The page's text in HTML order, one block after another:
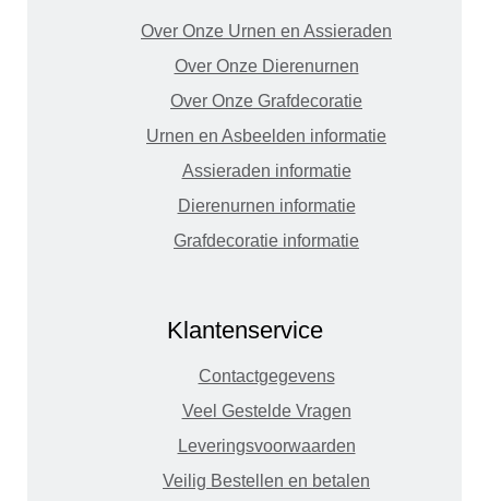
Over Onze Urnen en Assieraden
Over Onze Dierenurnen
Over Onze Grafdecoratie
Urnen en Asbeelden informatie
Assieraden informatie
Dierenurnen informatie
Grafdecoratie informatie
Klantenservice
Contactgegevens
Veel Gestelde Vragen
Leveringsvoorwaarden
Veilig Bestellen en betalen